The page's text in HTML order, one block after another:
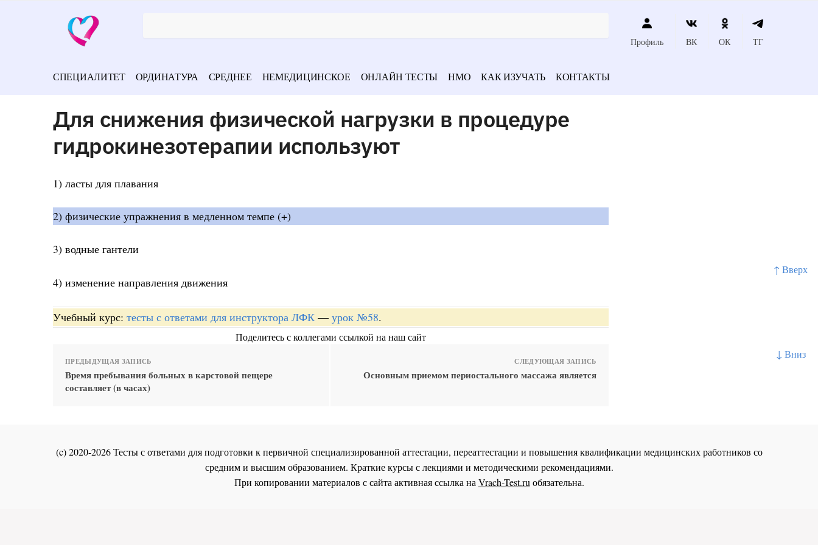
↑ Вверх
↓ Вниз
Профиль ВК ОК ТГ
СПЕЦИАЛИТЕТ ОРДИНАТУРА СРЕДНЕЕ НЕМЕДИЦИНСКОЕ ОНЛАЙН ТЕСТЫ НМО КАК ИЗУЧАТЬ КОНТАКТЫ
Для снижения физической нагрузки в процедуре
гидрокинезотерапии используют
1) ласты для плавания
2) физические упражнения в медленном темпе (+)
3) водные гантели
4) изменение направления движения
Учебный курс: тесты с ответами для инструктора ЛФК — урок №58.
Поделитесь с коллегами ссылкой на наш сайт
ПРЕДЫДУЩАЯ ЗАПИСЬ
Время пребывания больных в карстовой пещере
составляет (в часах)
СЛЕДУЮЩАЯ ЗАПИСЬ
Основным приемом периостального массажа является
(c) 2020-2026 Тесты с ответами для подготовки к первичной специализированной аттестации, переаттестации и повышения квалификации медицинских работников со
средним и высшим образованием. Краткие курсы с лекциями и методическими рекомендациями.
При копировании материалов с сайта активная ссылка наVrach-Test.ruобязательна.